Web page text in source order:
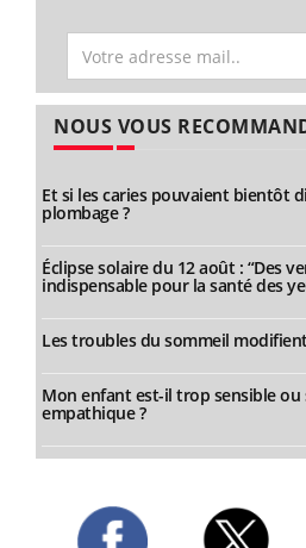
NOUS VOUS
Et si les caries pouvaient bientôt
plombage ?
Éclipse solaire du 12 août : “Des
indispensable pour la santé des
Les troubles du sommeil
Mon enfant est-il trop sensible
empathique ?